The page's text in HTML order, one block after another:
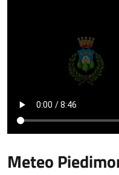
Meteo